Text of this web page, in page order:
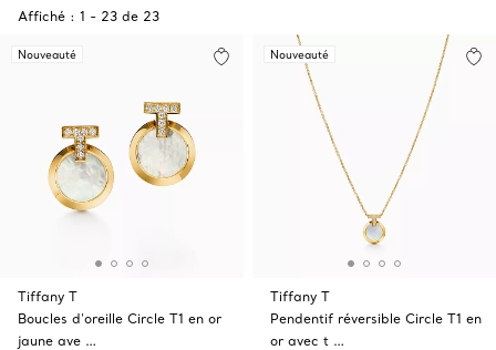
Affiché : 1 - 23 de 23
Nouveauté
Tiffany T
Boucles d’oreille Circle T1 en or
jaune ave …
Nouveauté
Tiffany T
Pendentif réversible Circle T1 en
or avec t …